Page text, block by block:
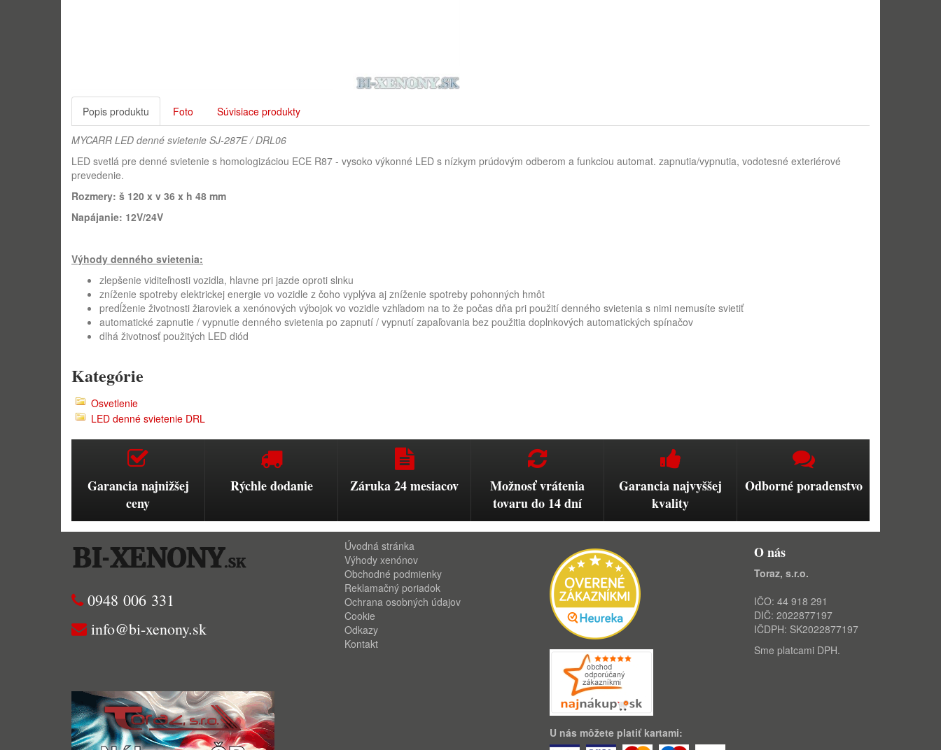
Popis produktu Foto Súvisiace produkty
MYCARR LED denné svietenie SJ-287E / DRL06
LED svetlá pre denné svietenie s homologizáciou ECE R87 - vysoko výkonné LED s nízkym prúdovým odberom a funkciou automat. zapnutia/vypnutia, vodotesné exteriérové
prevedenie.
Rozmery: š 120 x v 36 x h 48 mm
Napájanie: 12V/24V
Výhody denného svietenia:
zlepšenie viditeľnosti vozidla, hlavne pri jazde oproti slnku
zníženie spotreby elektrickej energie vo vozidle z čoho vyplýva aj zníženie spotreby pohonných hmôt
predĺženie životnosti žiaroviek a xenónových výbojok vo vozidle vzhľadom na to že počas dňa pri použití denného svietenia s nimi nemusíte svietiť
automatické zapnutie / vypnutie denného svietenia po zapnutí / vypnutí zapaľovania bez použitia doplnkových automatických spínačov
dlhá životnosť použitých LED diód
Kategórie
Osvetlenie
LED denné svietenie DRL
Garancia najnižšej
ceny
Rýchle dodanie Záruka 24 mesiacov
Možnosť vrátenia
tovaru do 14 dní
Garancia najvyššej
kvality
Odborné poradenstvo
0948 006 331
info@bi-xenony.sk
Úvodná stránka
Výhody xenónov
Obchodné podmienky
Reklamačný poriadok
Ochrana osobných údajov
Cookie
Odkazy
Kontakt
U nás môžete platiť kartami:
O nás
Toraz, s.r.o.
IČO: 44 918 291
DIČ: 2022877197
IČDPH: SK2022877197
Sme platcami DPH.